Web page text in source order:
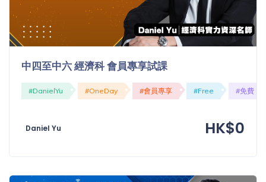
中四至中六 經濟科 會員專享試課
#DanielYu #OneDay #會員專享 #Free #免費
Daniel Yu HK$0